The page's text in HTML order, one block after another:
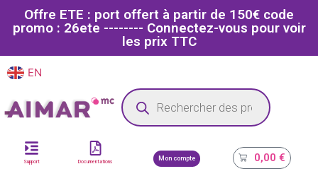
Offre ETE : port offert à partir de 150€ code
promo : 26ete -------- Connectez-vous pour voir
les prix TTC
EN
Site dédié aux professionnels de la santé
Support Documentations
Mon compte 0,00€